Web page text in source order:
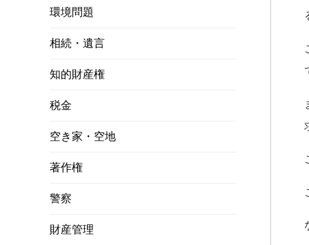
環境問題
相続・遺言
知的財産権
税金
空き家・空地
著作権
警察
財産管理